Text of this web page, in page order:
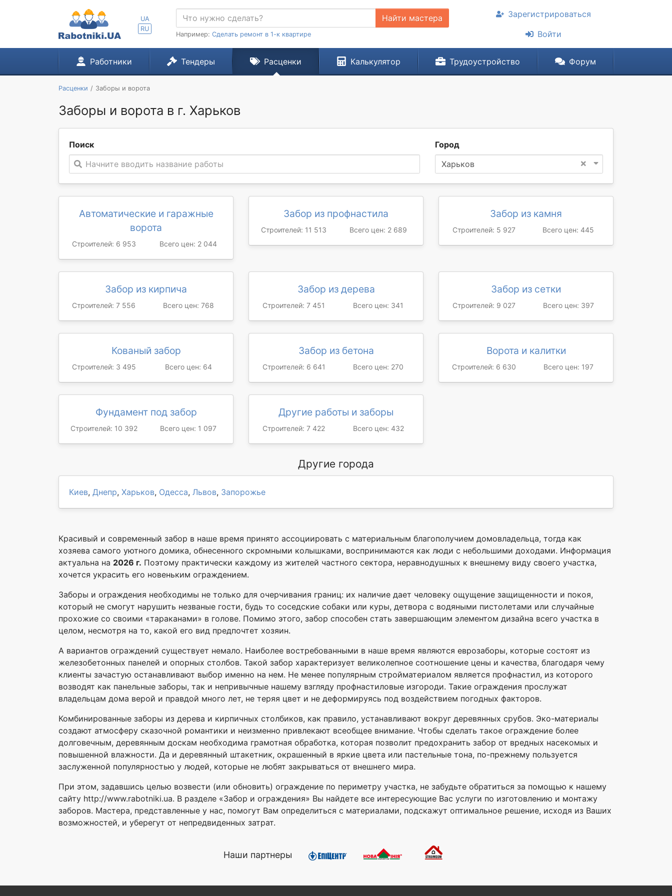
UA
RU
Найти мастера
Например: Сделать ремонт в 1-к квартире
Зарегистрироваться
Войти
Работники Тендеры Расценки Калькулятор Трудоустройство Форум
Расценки Заборы и ворота
Заборы и ворота в г. Харьков
Поиск
Начните вводить название работы
Город
×
Харьков
Автоматические и гаражные
ворота
Строителей: 6 953 Всего цен: 2 044
Забор из профнастила
Строителей: 11 513 Всего цен: 2 689
Забор из камня
Строителей: 5 927 Всего цен: 445
Забор из кирпича
Строителей: 7 556 Всего цен: 768
Забор из дерева
Строителей: 7 451 Всего цен: 341
Забор из сетки
Строителей: 9 027 Всего цен: 397
Кованый забор
Строителей: 3 495 Всего цен: 64
Забор из бетона
Строителей: 6 641 Всего цен: 270
Ворота и калитки
Строителей: 6 630 Всего цен: 197
Фундамент под забор
Строителей: 10 392 Всего цен: 1 097
Другие работы и заборы
Строителей: 7 422 Всего цен: 432
Другие города
Киев, Днепр, Харьков, Одесса, Львов, Запорожье
Красивый и современный забор в наше время принято ассоциировать с материальным благополучием домовладельца, тогда как
хозяева самого уютного домика, обнесенного скромными колышками, воспринимаются как люди с небольшими доходами. Информация
актуальна на 2026 г. Поэтому практически каждому из жителей частного сектора, неравнодушных к внешнему виду своего участка,
хочется украсить его новеньким ограждением.
Заборы и ограждения необходимы не только для очерчивания границ: их наличие дает человеку ощущение защищенности и покоя,
который не смогут нарушить незваные гости, будь то соседские собаки или куры, детвора с водяными пистолетами или случайные
прохожие со своими «тараканами» в голове. Помимо этого, забор способен стать завершающим элементом дизайна всего участка в
целом, несмотря на то, какой его вид предпочтет хозяин.
А вариантов ограждений существует немало. Наиболее востребованными в наше время являются еврозаборы, которые состоят из
железобетонных панелей и опорных столбов. Такой забор характеризует великолепное соотношение цены и качества, благодаря чему
клиенты зачастую останавливают выбор именно на нем. Не менее популярным стройматериалом является профнастил, из которого
возводят как панельные заборы, так и непривычные нашему взгляду профнастиловые изгороди. Такие ограждения прослужат
владельцам дома верой и правдой много лет, не теряя цвет и не деформируясь под воздействием погодных факторов.
Комбинированные заборы из дерева и кирпичных столбиков, как правило, устанавливают вокруг деревянных срубов. Эко-материалы
создают атмосферу сказочной романтики и неизменно привлекают всеобщее внимание. Чтобы сделать такое ограждение более
долговечным, деревянным доскам необходима грамотная обработка, которая позволит предохранить забор от вредных насекомых и
повышенной влажности. Да и деревянный штакетник, окрашенный в яркие цвета или пастельные тона, по-прежнему пользуется
заслуженной популярностью у людей, которые не любят закрываться от внешнего мира.
При этом, задавшись целью возвести (или обновить) ограждение по периметру участка, не забудьте обратиться за помощью к нашему
сайту http://www.rabotniki.ua. В разделе «Забор и ограждения» Вы найдете все интересующие Вас услуги по изготовлению и монтажу
заборов. Мастера, представленные у нас, помогут Вам определиться с материалами, подскажут оптимальное решение, исходя из Ваших
возможностей, и уберегут от непредвиденных затрат.
Наши партнеры